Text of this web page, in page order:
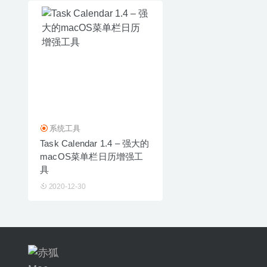
系统工具
Task Calendar 1.4 – 强大的
macOS菜单栏日历增强工
具
2020-12-30